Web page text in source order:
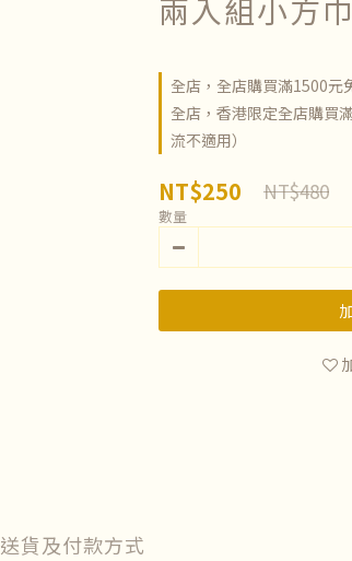
兩入組小方
全店，全店購買滿1500元
全店，香港限定全店購買
流不適用）
NT$250 NT$480
數量
送貨及付款方式